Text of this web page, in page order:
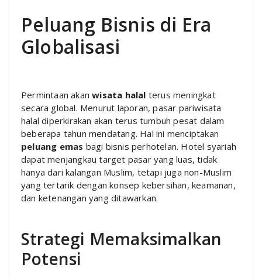
Peluang Bisnis di Era
Globalisasi
Permintaan akanwisata halal terus meningkat
secara global. Menurut laporan, pasar pariwisata
halal diperkirakan akan terus tumbuh pesat dalam
beberapa tahun mendatang. Hal ini menciptakan
peluang emas bagi bisnis perhotelan. Hotel syariah
dapat menjangkau target pasar yang luas, tidak
hanya dari kalangan Muslim, tetapi juga non-Muslim
yang tertarik dengan konsep kebersihan, keamanan,
dan ketenangan yang ditawarkan.
Strategi Memaksimalkan
Potensi